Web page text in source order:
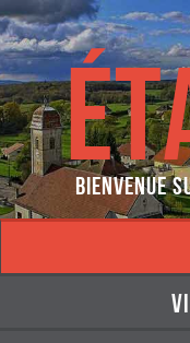
Bienvenue